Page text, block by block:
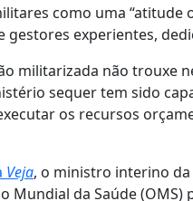
como uma “atitude
experientes,
militarizada não trouxe
sequer tem sido
os recursos
Veja, o ministro interino
Mundial da Saúde (OMS)